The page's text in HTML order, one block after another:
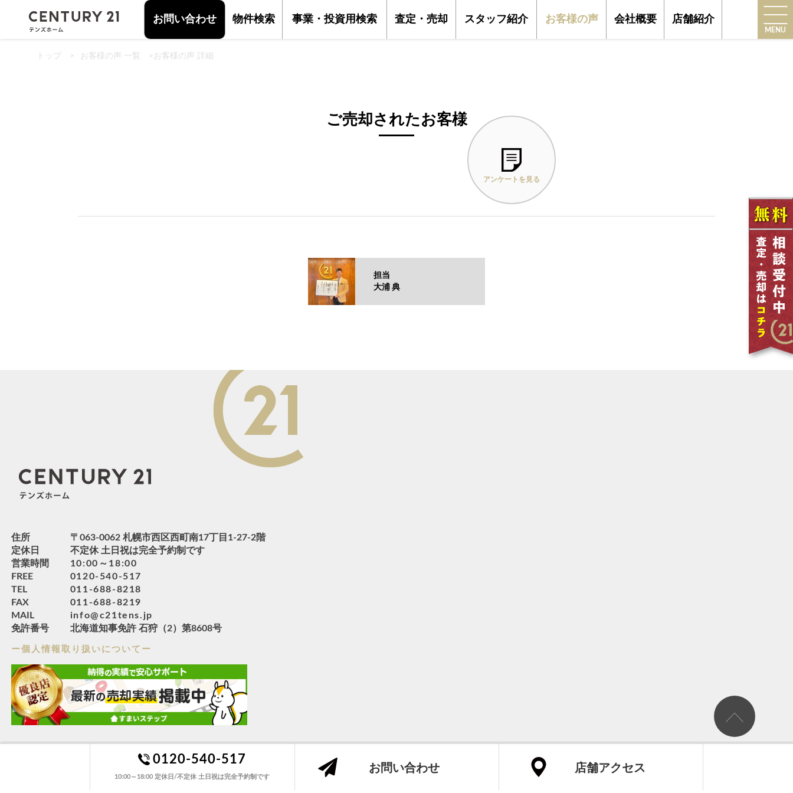
MENU
お問い合わせ 物件検索 事業・投資用検索 査定・売却 スタッフ紹介 お客様の声 会社概要 店舗紹介
トップ > お客様の声 一覧 >お客様の声 詳細
ご売却されたお客様
アンケートを見る
担当
大浦 典
0120-540-517
10:00～18:00 定休日/不定休 土日祝は完全予約制です
お問い合わせ 店舗アクセス
住所
〒063-0062 札幌市西区西町南17丁目1-27-2階
定休日
不定休 土日祝は完全予約制です
営業時間
10:00～18:00
FREE
0120-540-517
TEL
011-688-8218
FAX
011-688-8219
MAIL
info@c21tens.jp
免許番号
北海道知事免許 石狩（2）第8608号
ー個人情報取り扱いについてー
センチュリー21の加盟店は、すべて独立・自営です。
Copyright ©テンズホーム All Rights Reserved.